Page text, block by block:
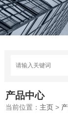
产品中心
当前位置： 主页 >